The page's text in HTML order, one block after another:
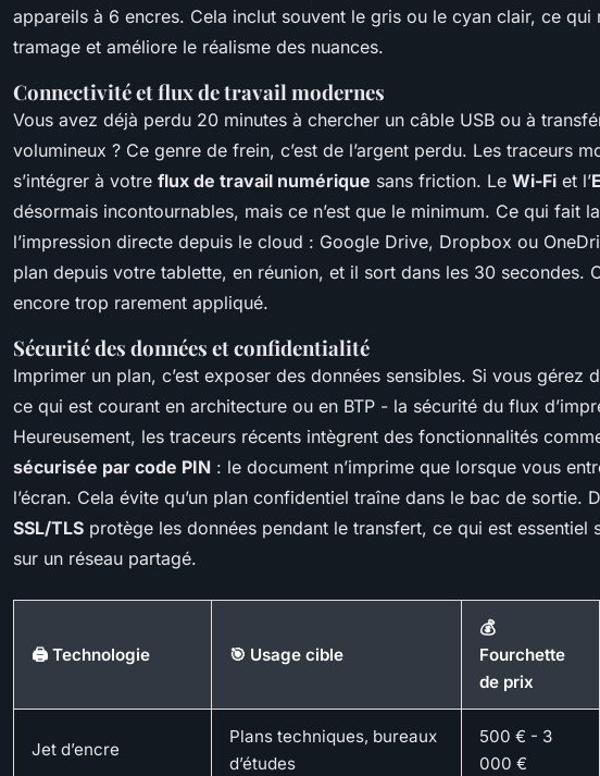
appareils à 6 encres. Cela inclut souvent le gris ou le cyan clair, ce qui
tramage et améliore le réalisme des nuances.
Connectivité et flux de travail modernes
Vous avez déjà perdu 20 minutes à chercher un câble USB ou à
volumineux ? Ce genre de frein, c’est de l’argent perdu. Les traceurs
s’intégrer à votre flux de travail numérique sans friction. Le Wi-Fi et l’
désormais incontournables, mais ce n’est que le minimum. Ce qui fait
l’impression directe depuis le cloud : Google Drive, Dropbox ou
plan depuis votre tablette, en réunion, et il sort dans les 30 secondes.
encore trop rarement appliqué.
Sécurité des données et confidentialité
Imprimer un plan, c’est exposer des données sensibles. Si vous gérez
ce qui est courant en architecture ou en BTP - la sécurité du flux
Heureusement, les traceurs récents intègrent des fonctionnalités
sécurisée par code PIN : le document n’imprime que lorsque vous
l’écran. Cela évite qu’un plan confidentiel traîne dans le bac de sortie.
SSL/TLS protège les données pendant le transfert, ce qui est essentiel
sur un réseau partagé.
🖨️ Technologie 🎯 Usage cible
💰
Fourchette
de prix
Jet d’encre
Plans techniques, bureaux
d’études
500 € - 3
000 €